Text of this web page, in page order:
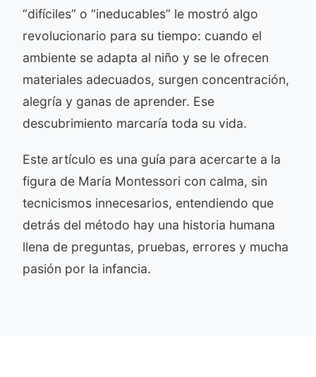
“difíciles” o “ineducables” le mostró algo
revolucionario para su tiempo: cuando el
ambiente se adapta al niño y se le ofrecen
materiales adecuados, surgen concentración,
alegría y ganas de aprender. Ese
descubrimiento marcaría toda su vida.
Este artículo es una guía para acercarte a la
figura de María Montessori con calma, sin
tecnicismos innecesarios, entendiendo que
detrás del método hay una historia humana
llena de preguntas, pruebas, errores y mucha
pasión por la infancia.